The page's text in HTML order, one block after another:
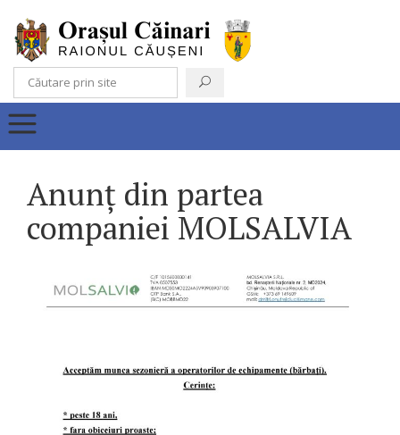
Anunț din partea
companiei MOLSALVIA